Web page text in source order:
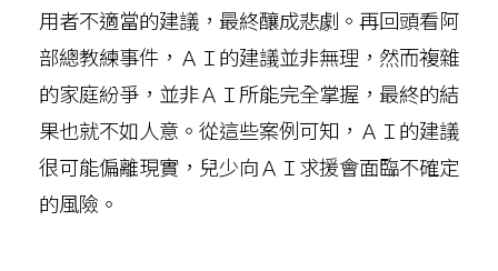
用者不適當的建議，最終釀成悲劇。再回頭看阿
部總教練事件，ＡＩ的建議並非無理，然而複雜
的家庭紛爭，並非ＡＩ所能完全掌握，最終的結
果也就不如人意。從這些案例可知，ＡＩ的建議
很可能偏離現實，兒少向ＡＩ求援會面臨不確定
的風險。